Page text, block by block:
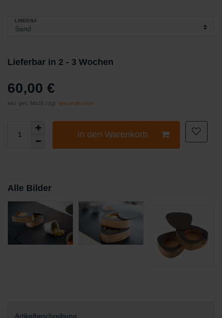
LINDDNA
Lieferbar in 2 - 3 Wochen
60,00 €
inkl. ges. MwSt zzgl. Versandkosten
In den Warenkorb
Alle Bilder
Artikelbeschreibung